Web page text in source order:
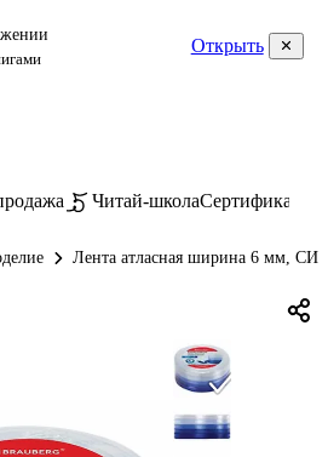
Открыть
Читай-школаСертификаты
Лента атласная ширина 6 мм,